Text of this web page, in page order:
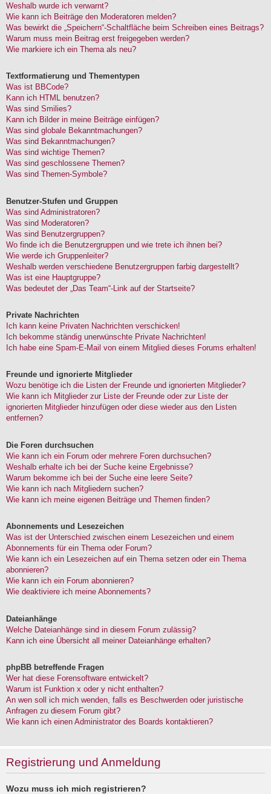
Weshalb wurde ich verwarnt?
Wie kann ich Beiträge den Moderatoren melden?
Was bewirkt die „Speichern“-Schaltfläche beim Schreiben eines Beitrags?
Warum muss mein Beitrag erst freigegeben werden?
Wie markiere ich ein Thema als neu?
Textformatierung und Thementypen
Was ist BBCode?
Kann ich HTML benutzen?
Was sind Smilies?
Kann ich Bilder in meine Beiträge einfügen?
Was sind globale Bekanntmachungen?
Was sind Bekanntmachungen?
Was sind wichtige Themen?
Was sind geschlossene Themen?
Was sind Themen-Symbole?
Benutzer-Stufen und Gruppen
Was sind Administratoren?
Was sind Moderatoren?
Was sind Benutzergruppen?
Wo finde ich die Benutzergruppen und wie trete ich ihnen bei?
Wie werde ich Gruppenleiter?
Weshalb werden verschiedene Benutzergruppen farbig dargestellt?
Was ist eine Hauptgruppe?
Was bedeutet der „Das Team“-Link auf der Startseite?
Private Nachrichten
Ich kann keine Privaten Nachrichten verschicken!
Ich bekomme ständig unerwünschte Private Nachrichten!
Ich habe eine Spam-E-Mail von einem Mitglied dieses Forums erhalten!
Freunde und ignorierte Mitglieder
Wozu benötige ich die Listen der Freunde und ignorierten Mitglieder?
Wie kann ich Mitglieder zur Liste der Freunde oder zur Liste der
ignorierten Mitglieder hinzufügen oder diese wieder aus den Listen
entfernen?
Die Foren durchsuchen
Wie kann ich ein Forum oder mehrere Foren durchsuchen?
Weshalb erhalte ich bei der Suche keine Ergebnisse?
Warum bekomme ich bei der Suche eine leere Seite?
Wie kann ich nach Mitgliedern suchen?
Wie kann ich meine eigenen Beiträge und Themen finden?
Abonnements und Lesezeichen
Was ist der Unterschied zwischen einem Lesezeichen und einem
Abonnements für ein Thema oder Forum?
Wie kann ich ein Lesezeichen auf ein Thema setzen oder ein Thema
abonnieren?
Wie kann ich ein Forum abonnieren?
Wie deaktiviere ich meine Abonnements?
Dateianhänge
Welche Dateianhänge sind in diesem Forum zulässig?
Kann ich eine Übersicht all meiner Dateianhänge erhalten?
phpBB betreffende Fragen
Wer hat diese Forensoftware entwickelt?
Warum ist Funktion x oder y nicht enthalten?
An wen soll ich mich wenden, falls es Beschwerden oder juristische
Anfragen zu diesem Forum gibt?
Wie kann ich einen Administrator des Boards kontaktieren?
Registrierung und Anmeldung
Wozu muss ich mich registrieren?